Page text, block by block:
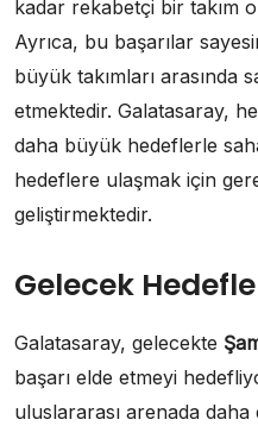
kadar rekabetçi bir takım
Ayrıca, bu başarılar
büyük takımları arasında
etmektedir. Galatasaray,
daha büyük hedeflerle
hedeflere ulaşmak için
geliştirmektedir.
Gelecek
Galatasaray, gelecekte
başarı elde etmeyi
uluslararası arenada